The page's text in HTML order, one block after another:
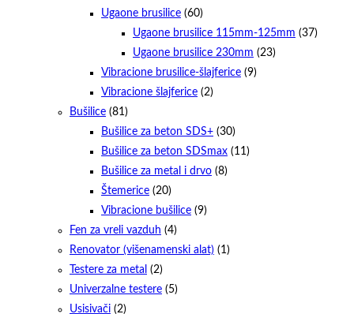
Ugaone brusilice (60)
Ugaone brusilice 115mm-125mm (37)
Ugaone brusilice 230mm (23)
Vibracione brusilice-šlajferice (9)
Vibracione šlajferice (2)
Bušilice (81)
Bušilice za beton SDS+ (30)
Bušilice za beton SDSmax (11)
Bušilice za metal i drvo (8)
Štemerice (20)
Vibracione bušilice (9)
Fen za vreli vazduh (4)
Renovator (višenamenski alat) (1)
Testere za metal (2)
Univerzalne testere (5)
Usisivači (2)